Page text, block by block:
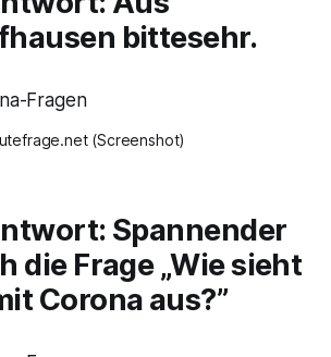
bittesehr.
(Screenshot)
Spannender
die Frage „Wie sieht
Corona aus?”